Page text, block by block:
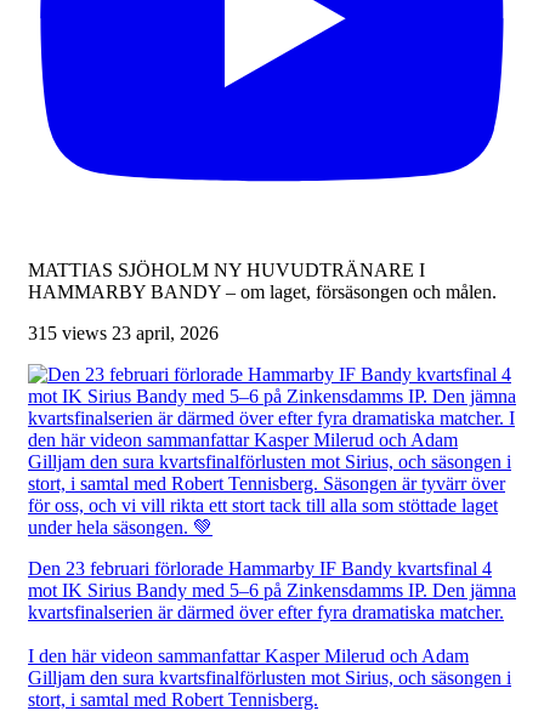
MATTIAS SJÖHOLM NY HUVUDTRÄNARE I
HAMMARBY BANDY – om laget, försäsongen och målen.
315 views 23 april, 2026
Den 23 februari förlorade Hammarby IF Bandy kvartsfinal 4
mot IK Sirius Bandy med 5–6 på Zinkensdamms IP. Den jämna
kvartsfinalserien är därmed över efter fyra dramatiska matcher.
I den här videon sammanfattar Kasper Milerud och Adam
Gilljam den sura kvartsfinalförlusten mot Sirius, och säsongen i
stort, i samtal med Robert Tennisberg.